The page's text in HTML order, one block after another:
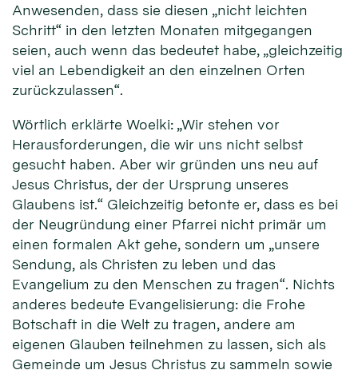
Anwesenden, dass sie diesen „nicht leichten
Schritt“ in den letzten Monaten mitgegangen
seien, auch wenn das bedeutet habe, „gleichzeitig
viel an Lebendigkeit an den einzelnen Orten
zurückzulassen“.
Wörtlich erklärte Woelki: „Wir stehen vor
Herausforderungen, die wir uns nicht selbst
gesucht haben. Aber wir gründen uns neu auf
Jesus Christus, der der Ursprung unseres
Glaubens ist.“ Gleichzeitig betonte er, dass es bei
der Neugründung einer Pfarrei nicht primär um
einen formalen Akt gehe, sondern um „unsere
Sendung, als Christen zu leben und das
Evangelium zu den Menschen zu tragen“. Nichts
anderes bedeute Evangelisierung: die Frohe
Botschaft in die Welt zu tragen, andere am
eigenen Glauben teilnehmen zu lassen, sich als
Gemeinde um Jesus Christus zu sammeln sowie